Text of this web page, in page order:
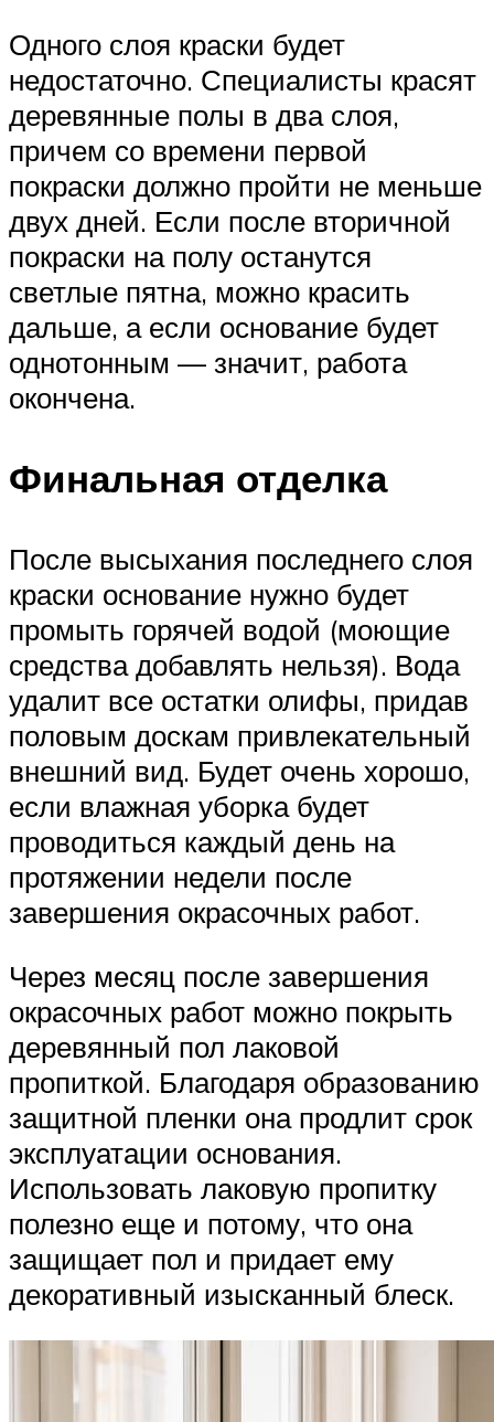
Одного слоя краски будет
недостаточно. Специалисты красят
деревянные полы в два слоя,
причем со времени первой
покраски должно пройти не меньше
двух дней. Если после вторичной
покраски на полу останутся
светлые пятна, можно красить
дальше, а если основание будет
однотонным — значит, работа
окончена.
Финальная отделка
После высыхания последнего слоя
краски основание нужно будет
промыть горячей водой (моющие
средства добавлять нельзя). Вода
удалит все остатки олифы, придав
половым доскам привлекательный
внешний вид. Будет очень хорошо,
если влажная уборка будет
проводиться каждый день на
протяжении недели после
завершения окрасочных работ.
Через месяц после завершения
окрасочных работ можно покрыть
деревянный пол лаковой
пропиткой. Благодаря образованию
защитной пленки она продлит срок
эксплуатации основания.
Использовать лаковую пропитку
полезно еще и потому, что она
защищает пол и придает ему
декоративный изысканный блеск.